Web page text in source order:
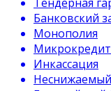
Банковский
Монополия
Инкассация